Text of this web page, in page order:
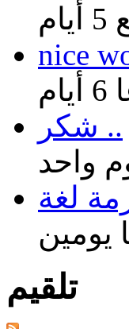
nice
شكر ..
لغة
تلقيم